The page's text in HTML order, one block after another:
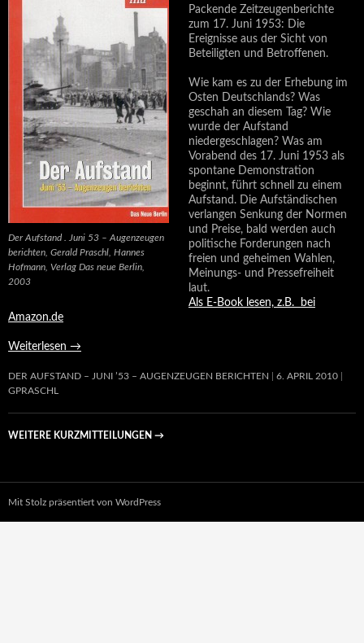
Der Aufstand . Juni 53 – Augenzeugen
berichten, Gerald Praschl, Hannes
Hofmann, Verlag Das neue Berlin,
2003
Packende Zeitzeugenberichte
zum 17. Juni 1953: Die
Ereignisse aus der Sicht von
Beteiligten und Betroffenen.
Wie kam es zu der Erhebung im
Osten Deutschlands? Was
geschah an diesem Tag? Wie
wurde der Aufstand
niedergeschlagen? Was am
Vorabend des 17. Juni 1953 als
spontane Demonstration
beginnt, führt schnell zu einem
Aufstand. Die Aufständischen
verlangen Senkung der Normen
und Preise, bald werden auch
politische Forderungen nach
freien und geheimen Wahlen,
Meinungs- und Pressefreiheit
laut.
Als E-Book lesen, z.B. bei
Amazon.de
Weiterlesen →
DER AUFSTAND – JUNI ’53 – AUGENZEUGEN BERICHTEN
6. APRIL 2010
GPRASCHL
WEITERE KURZMITTEILUNGEN →
Mit Stolz präsentiert von WordPress